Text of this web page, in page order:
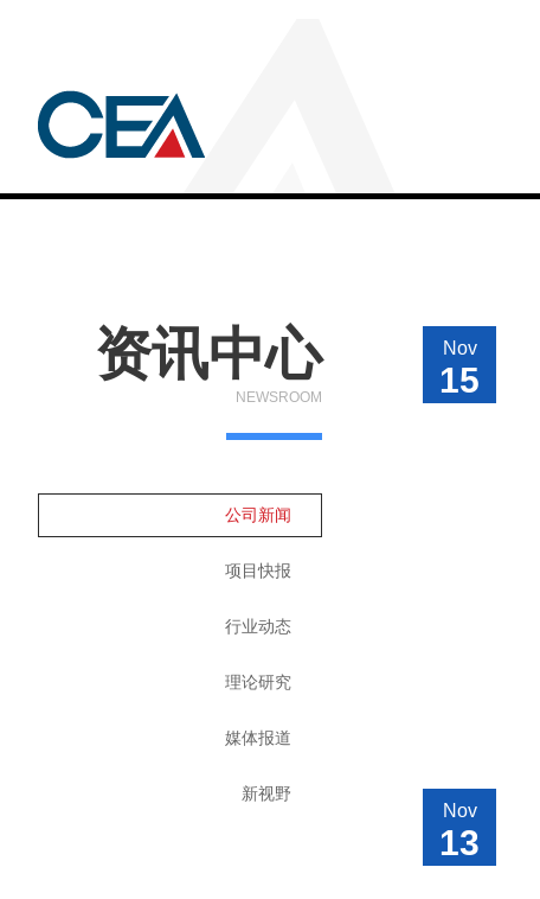
资讯中心
NEWSROOM
公司新闻
项目快报
行业动态
理论研究
媒体报道
新视野
Nov
15
Nov
13